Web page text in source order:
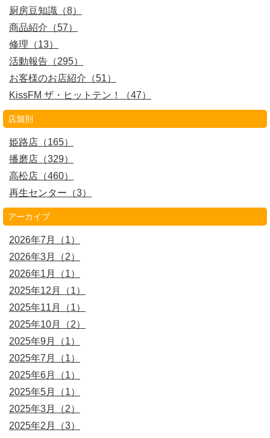
厨房豆知識（8）
商品紹介（57）
修理（13）
活動報告（295）
お客様のお店紹介（51）
KissFM ザ・ヒットテン！（47）
店舗別
姫路店（165）
播磨店（329）
高松店（460）
再生センター（3）
アーカイブ
2026年7月（1）
2026年3月（2）
2026年1月（1）
2025年12月（1）
2025年11月（1）
2025年10月（2）
2025年9月（1）
2025年7月（1）
2025年6月（1）
2025年5月（1）
2025年3月（2）
2025年2月（3）